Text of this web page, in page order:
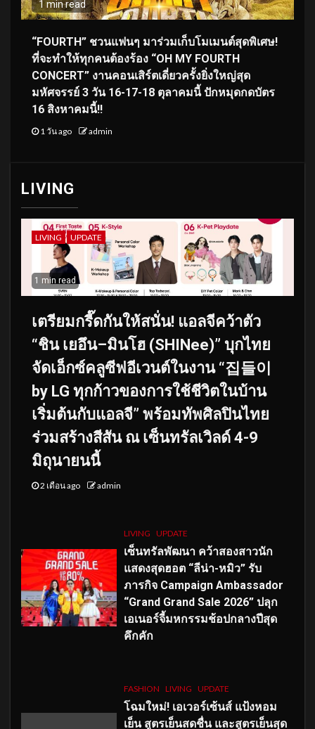
1 min read
“FOURTH” ชวนแฟนๆ มาร่วมเก็บโมเมนต์สุดพิเศษ!
ที่จะทำให้ทุกคนต้องร้อง “OH MY FOURTH
CONCERT” งานคอนเสิร์ตเดี่ยวครั้งยิ่งใหญ่สุด
มหัศจรรย์ 3 วัน 16-17-18 ตุลาคมนี้ ปักหมุดกดบัตร
16 สิงหาคมนี้!!
1 วัน ago admin
LIVING
LIVING UPDATE
1 min read
เตรียมกรี๊ดกันให้สนั่น! แอลจีคว้าตัว
“ชิน เยอึน–มินโฮ (SHINee)” บุกไทย
จัดเอ็กซ์คลูซีฟอีเวนต์ในงาน “집들이
by LG ทุกก้าวของการใช้ชีวิตในบ้าน
เริ่มต้นกับแอลจี” พร้อมทัพศิลปินไทย
ร่วมสร้างสีสัน ณ เซ็นทรัลเวิลด์ 4-9
มิถุนายนนี้
2 เดือน ago admin
LIVING UPDATE
เซ็นทรัลพัฒนา คว้าสองสาวนัก
แสดงสุดฮอต “ลีน่า-หมิว” รับ
ภารกิจ Campaign Ambassador
“Grand Grand Sale 2026” ปลุก
เอเนอร์จี้มหกรรมช้อปกลางปีสุด
คึกคัก
FASHION LIVING UPDATE
โฉมใหม่! เอเวอร์เซ้นส์ แป้งหอม
เย็น สูตรเย็นสดชื่น และสูตรเย็นสุด